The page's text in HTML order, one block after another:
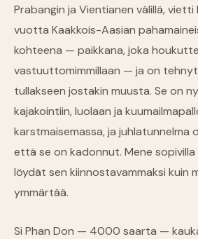
Prabangin ja Vientianen välillä, vietti
vuotta Kaakkois-Aasian
kohteena — paikkana, joka
vastuuttomimmillaan — ja on
tullakseen jostakin muusta. Se on
kajakointiin, luolaan ja
karstmaisemassa, ja juhlatunnelma
että se on kadonnut. Mene sopivilla
löydät sen kiinnostavammaksi kuin
ymmärtää.
Si Phan Don — 4000 saarta —